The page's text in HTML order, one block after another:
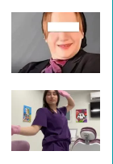
جذور
العنف
الأسري